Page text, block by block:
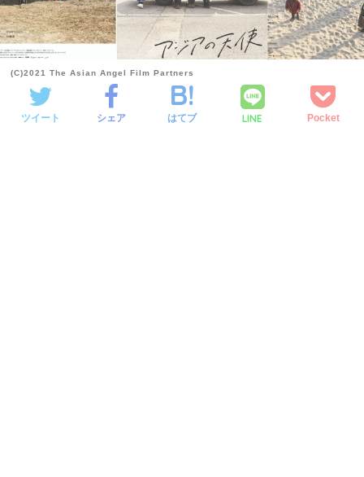
(C)2021 The Asian Angel Film Partners
ツイート シェア はてブ LINE Pocket